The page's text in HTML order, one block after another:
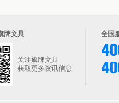
全国
牌文具
关注旗牌文具
获取更多资讯信息